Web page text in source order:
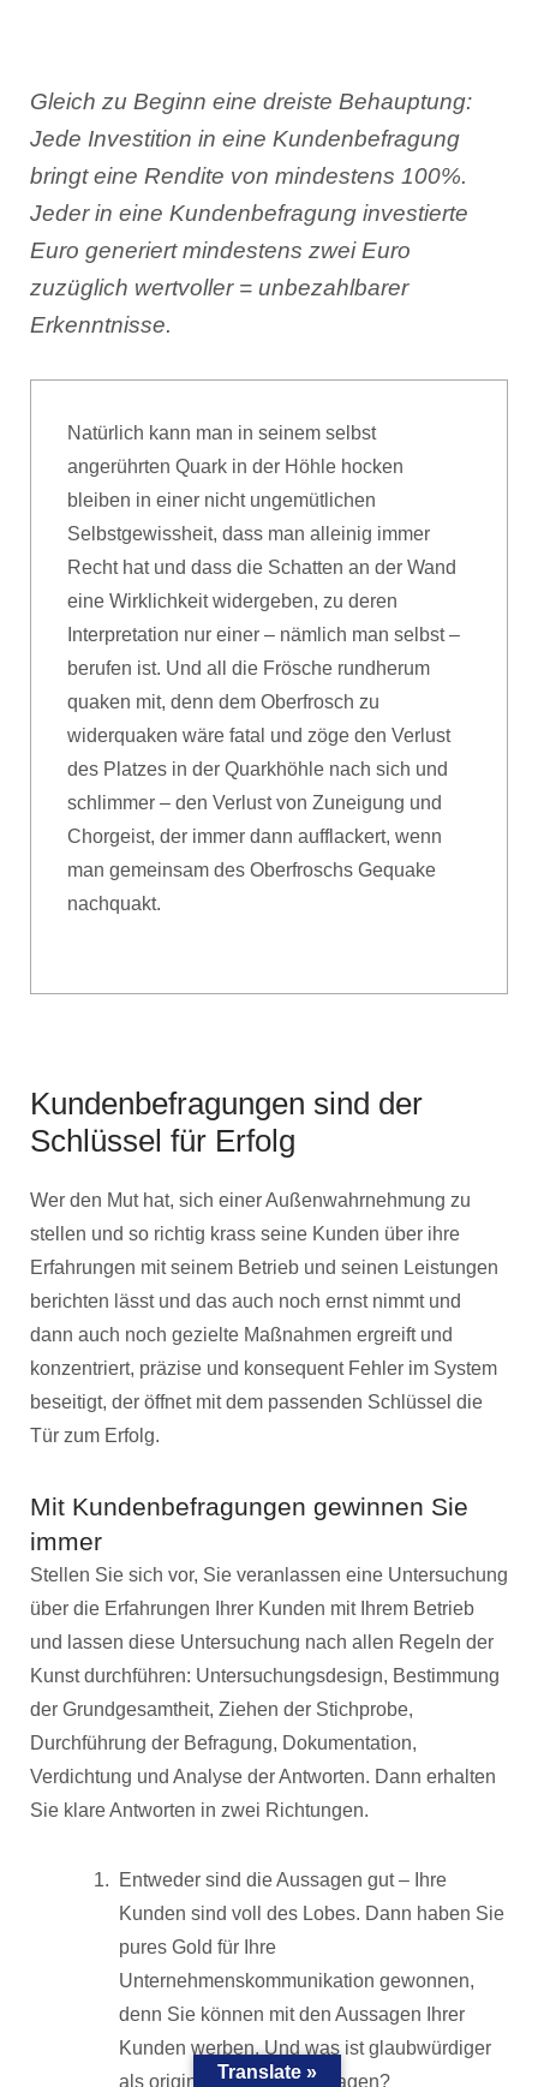
Gleich zu Beginn eine dreiste Behauptung:
Jede Investition in eine Kundenbefragung
bringt eine Rendite von mindestens 100%.
Jeder in eine Kundenbefragung investierte
Euro generiert mindestens zwei Euro
zuzüglich wertvoller = unbezahlbarer
Erkenntnisse.
Natürlich kann man in seinem selbst
angerührten Quark in der Höhle hocken
bleiben in einer nicht ungemütlichen
Selbstgewissheit, dass man alleinig immer
Recht hat und dass die Schatten an der Wand
eine Wirklichkeit widergeben, zu deren
Interpretation nur einer – nämlich man selbst –
berufen ist. Und all die Frösche rundherum
quaken mit, denn dem Oberfrosch zu
widerquaken wäre fatal und zöge den Verlust
des Platzes in der Quarkhöhle nach sich und
schlimmer – den Verlust von Zuneigung und
Chorgeist, der immer dann aufflackert, wenn
man gemeinsam des Oberfroschs Gequake
nachquakt.
Kundenbefragungen sind der
Schlüssel für Erfolg
Wer den Mut hat, sich einer Außenwahrnehmung zu
stellen und so richtig krass seine Kunden über ihre
Erfahrungen mit seinem Betrieb und seinen Leistungen
berichten lässt und das auch noch ernst nimmt und
dann auch noch gezielte Maßnahmen ergreift und
konzentriert, präzise und konsequent Fehler im System
beseitigt, der öffnet mit dem passenden Schlüssel die
Tür zum Erfolg.
Mit Kundenbefragungen gewinnen Sie
immer
Stellen Sie sich vor, Sie veranlassen eine Untersuchung
über die Erfahrungen Ihrer Kunden mit Ihrem Betrieb
und lassen diese Untersuchung nach allen Regeln der
Kunst durchführen: Untersuchungsdesign, Bestimmung
der Grundgesamtheit, Ziehen der Stichprobe,
Durchführung der Befragung, Dokumentation,
Verdichtung und Analyse der Antworten. Dann erhalten
Sie klare Antworten in zwei Richtungen.
Entweder sind die Aussagen gut – Ihre
Kunden sind voll des Lobes. Dann haben Sie
pures Gold für Ihre
Unternehmenskommunikation gewonnen,
denn Sie können mit den Aussagen Ihrer
Kunden werben. Und was ist glaubwürdiger
als originale Kundenaussagen?
Translate »